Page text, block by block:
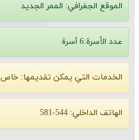
الموقع الجغرافي: الممر الجديد
عدد الأسرة:6 أسرة
الخدمات التي يمكن تقديمها:خاص
الهاتف الداخلي:544-581